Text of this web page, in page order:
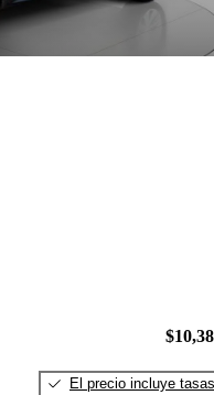
El precio incluye tasas